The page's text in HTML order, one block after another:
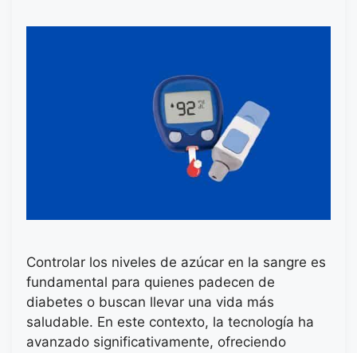
Controlar los niveles de azúcar en la sangre es
fundamental para quienes padecen de
diabetes o buscan llevar una vida más
saludable. En este contexto, la tecnología ha
avanzado significativamente, ofreciendo